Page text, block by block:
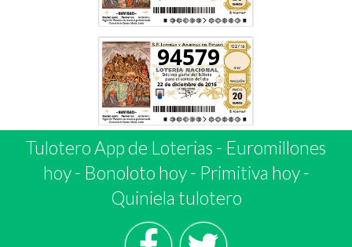
94579
Tulotero App de Loterias - Euromillones
hoy- Bonoloto hoy- Primitiva hoy-
Quiniela tulotero